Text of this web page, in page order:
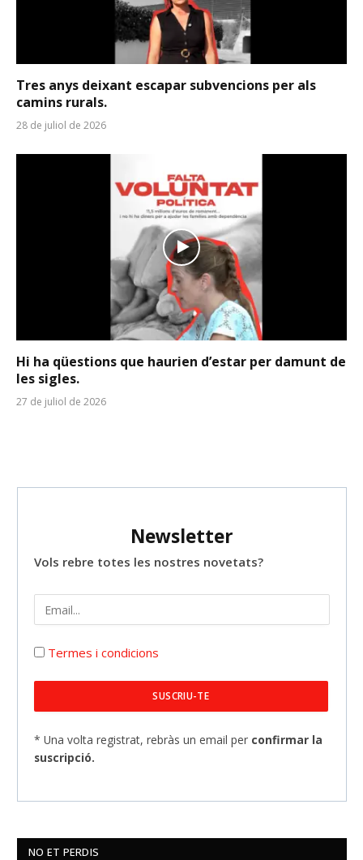
Tres anys deixant escapar subvencions per als
camins rurals.
28 de juliol de 2026
Hi ha qüestions que haurien d’estar per damunt de
les sigles.
27 de juliol de 2026
Newsletter
Vols rebre totes les nostres novetats?
Termes i condicions
* Una volta registrat, rebràs un email per confirmar la
suscripció.
NO ET PERDIS